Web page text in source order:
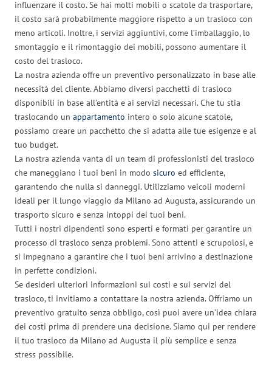
influenzare il costo. Se hai molti mobili o scatole da trasportare,
il costo sarà probabilmente maggiore rispetto a un trasloco con
meno articoli. Inoltre, i servizi aggiuntivi, come l’imballaggio, lo
smontaggio e il rimontaggio dei mobili, possono aumentare il
costo del trasloco.
La nostra azienda offre un preventivo personalizzato in base alle
necessità del cliente. Abbiamo diversi pacchetti di trasloco
disponibili in base all’entità e ai servizi necessari. Che tu stia
traslocando un appartamento intero o solo alcune scatole,
possiamo creare un pacchetto che si adatta alle tue esigenze e al
tuo budget.
La nostra azienda vanta di un team di professionisti del trasloco
che maneggiano i tuoi beni in modo sicuro ed efficiente,
garantendo che nulla si danneggi. Utilizziamo veicoli moderni
ideali per il lungo viaggio da Milano ad Augusta, assicurando un
trasporto sicuro e senza intoppi dei tuoi beni.
Tutti i nostri dipendenti sono esperti e formati per garantire un
processo di trasloco senza problemi. Sono attenti e scrupolosi, e
si impegnano a garantire che i tuoi beni arrivino a destinazione
in perfette condizioni.
Se desideri ulteriori informazioni sui costi e sui servizi del
trasloco, ti invitiamo a contattare la nostra azienda. Offriamo un
preventivo gratuito senza obbligo, così puoi avere un’idea chiara
dei costi prima di prendere una decisione. Siamo qui per rendere
il tuo trasloco da Milano ad Augusta il più semplice e senza
stress possibile.